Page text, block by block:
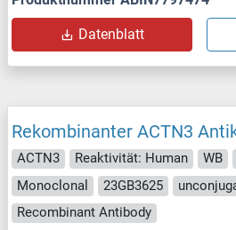
Datenblatt
Rekombinanter ACTN3
ACTN3 Reaktivität: Human WB
Monoclonal
23GB3625
Recombinant Antibody